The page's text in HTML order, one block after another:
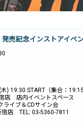
発売記念インストアイベ
) 19:30 START（集合：
店 店内イベントスペース
ライブ＆CDサイン会
宿店 TEL: 03-5360-7811